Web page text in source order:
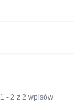
1 - 2 z 2 wpisów